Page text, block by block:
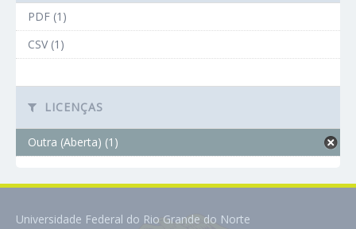
PDF (1)
CSV (1)
LICENÇAS
Outra (Aberta) (1)
Universidade Federal do Rio Grande do Norte